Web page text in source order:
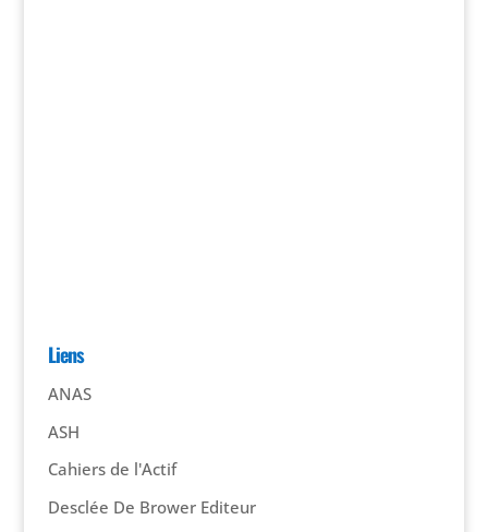
Liens
ANAS
ASH
Cahiers de l'Actif
Desclée De Brower Editeur